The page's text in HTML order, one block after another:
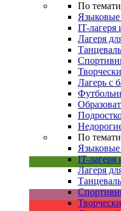
По
Языковые
IT-лагеря
Лагеря
Лагерь с
По
Языковые
IT-лагеря
Лагеря